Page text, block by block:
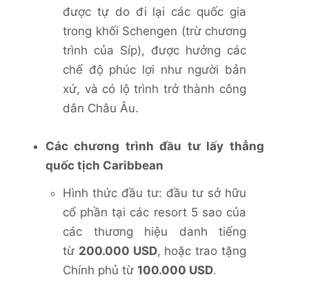
được tự do đi lại các quốc gia
trong khối Schengen (trừ chương
trình của Síp), được hưởng các
chế độ phúc lợi như người bản
xứ, và có lộ trình trở thành công
dân Châu Âu.
Các chương trình đầu tư lấy thẳng
quốc tịch Caribbean
Hình thức đầu tư: đầu tư sở hữu
cổ phần tại các resort 5 sao của
các thương hiệu danh tiếng
từ 200.000 USD, hoặc trao tặng
Chính phủ từ 100.000 USD.